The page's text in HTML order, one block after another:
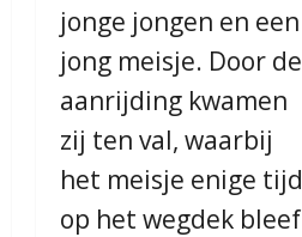
jonge jongen en een
jong meisje. Door de
aanrijding kwamen
zij ten val, waarbij
het meisje enige tijd
op het wegdek bleef